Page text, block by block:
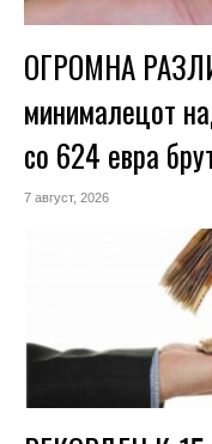
ОГРОМНА
минималецот
со 624 евра
7 август, 2026